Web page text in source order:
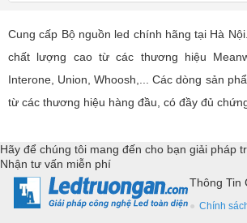
Cung cấp Bộ nguồn led chính hãng tại Hà
chất lượng cao từ các thương hiệu
Interone, Union, Whoosh,... Các dòng sản
từ các thương hiệu hàng đầu, có đầy đủ
Hãy để chúng tôi mang đến cho bạn giải pháp
Nhận tư vấn miễn phí
Thông Tin
Chính